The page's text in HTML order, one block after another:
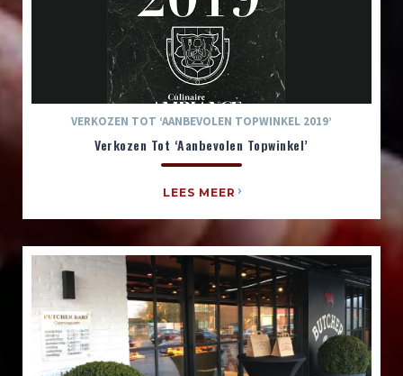
VERKOZEN TOT ‘AANBEVOLEN TOPWINKEL 2019’
Verkozen Tot ‘Aanbevolen Topwinkel’
LEES MEER